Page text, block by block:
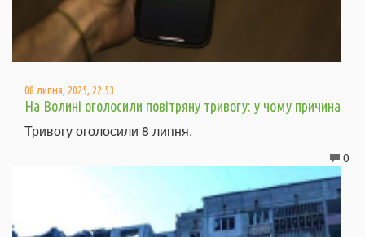
08 липня, 2025, 22:53
На Волині оголосили повітряну тривогу: у чому причина
Тривогу оголосили 8 липня.
0